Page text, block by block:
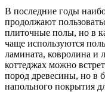
В последние годы
продолжают
плиточные полы, но в
чаще используются
ламината, ковролина и
коттеджах можно
пород древесины, но в
напольного покрытия